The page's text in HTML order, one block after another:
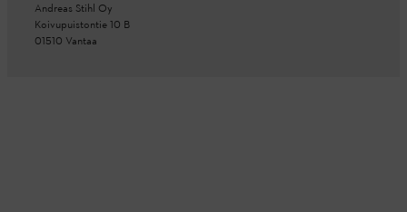
Andreas Stihl Oy
Koivupuistontie 10 B
01510 Vantaa